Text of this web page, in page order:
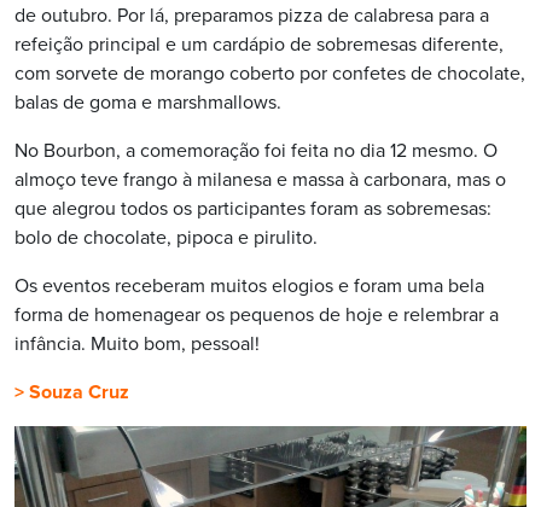
de outubro. Por lá, preparamos pizza de calabresa para a
refeição principal e um cardápio de sobremesas diferente,
com sorvete de morango coberto por confetes de chocolate,
balas de goma e marshmallows.
No Bourbon, a comemoração foi feita no dia 12 mesmo. O
almoço teve frango à milanesa e massa à carbonara, mas o
que alegrou todos os participantes foram as sobremesas:
bolo de chocolate, pipoca e pirulito.
Os eventos receberam muitos elogios e foram uma bela
forma de homenagear os pequenos de hoje e relembrar a
infância. Muito bom, pessoal!
> Souza Cruz